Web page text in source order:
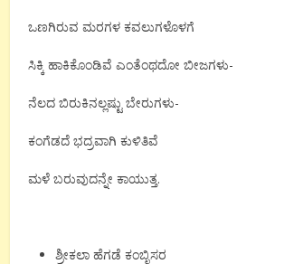
ಒಣಗಿರುವ ಮರಗಳ ಕವಲುಗಳೊಳಗೆ
ಸಿಕ್ಕಿ ಹಾಕಿಕೊಂಡಿವೆ ಎಂತೆಂಥದೋ ಬೀಜಗಳು-
ನೆಲದ ಬಿರುಕಿನಲ್ಲಷ್ಟು ಬೇರುಗಳು-
ಕಂಗೆಡದೆ ಭದ್ರವಾಗಿ ಕುಳಿತಿವೆ
ಮಳೆ ಬರುವುದನ್ನೇ ಕಾಯುತ್ತ.
ಶ್ರೀಕಲಾ ಹೆಗಡೆ ಕಂಬ್ಳಿಸರ